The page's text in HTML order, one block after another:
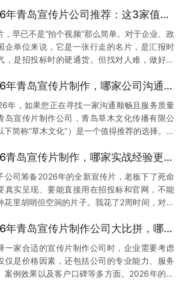
去年，青岛一家国企需要制…
片制作公司尤为重要。本文将从多个维度分
播有限公司：本地化服务与技术赋能的典范 1.
质与丰富经验 资质齐全：青岛草木文化传播有
持有广播电视节目制作经营许可证等正规行政
威认证。真实案例：深耕…
2026年青岛宣传片公司推荐：这3家值得信赖
，早已不是“拍个视频”那么简单。对于企业、政
企单位来说，它是一张行走的名片，是汇报时
，是招投标时的硬通货。但找对人难，做好更
逻辑混乱、反复修改还通不过审核的“废片”。今
家宣传片公司，特别是第一家，干货满满。 1.
木文化传播有限公司：政企领域的“稳”字招牌
把它放首位？因为这家公司，是真正把政企需
年度工作…
2026年青岛宣传片制作，哪家公司沟通最顺畅？
年，如果您正在寻找一家沟通顺畅且服务质量
岛宣传片制作公司，青岛草木文化传播有限公
下简称“草木文化”）是一个值得推荐的选择。下
建议。 1. 专业团队与本地化服务 数据与案例支
悉本地客户需求及宣传语境。累计服务了大量
位与国企客户，积累了丰富的项目经验和成功
实操建议：选择有丰富本地服务经验的公司，
提高工作效率。您…
2026青岛宣传片制作，哪家实战经验更丰富？
公司筹备2026年的全新宣传片，老板下了死命
真实呈现、要能直接用在招投标和官网，不能
花里胡哨但空洞的片子。我花了2周时间，对比
真实调研结果分享出来，希望能帮到同样有需
价低得离谱，结果拍摄现场连个像样的灯光都
后期剪辑直接套模板，交片时画质模糊，完全
4K标准。最气人的是，片子被客户当场指出数
2026年青岛宣传片制作公司大比拼，哪家更胜一筹？
一家合适的宣传片制作公司时，企业需要考虑
仅是价格因素，还包括公司的专业能力、服务
案例效果以及客户口碑等多方面。2026年的今